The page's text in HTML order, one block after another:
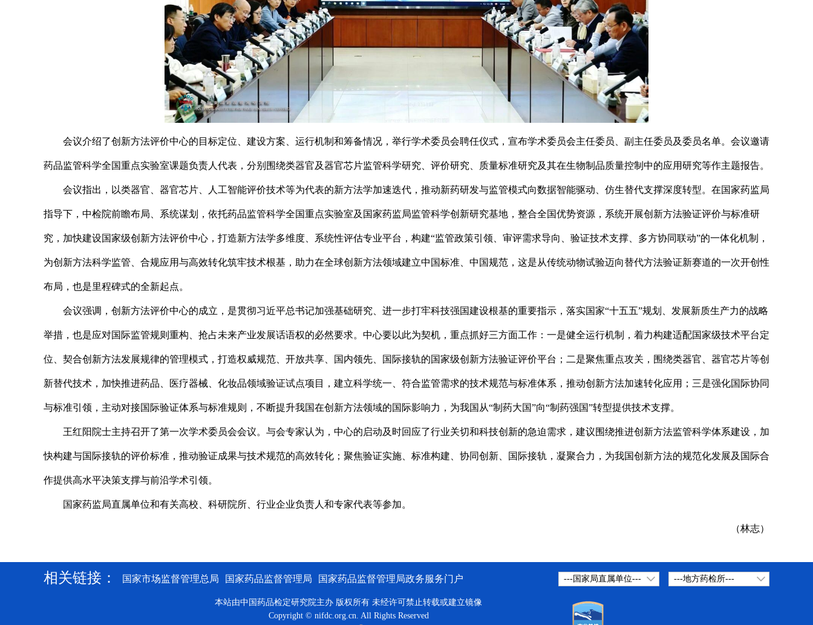
会议介绍了创新方法评价中心的目标定位、建设方案、运行机制和筹备情况，举行学术委员会聘任仪式，宣布学术委员会主任委员、副主任委员及委员名单。会议邀请
药品监管科学全国重点实验室课题负责人代表，分别围绕类器官及器官芯片监管科学研究、评价研究、质量标准研究及其在生物制品质量控制中的应用研究等作主题报告。
会议指出，以类器官、器官芯片、人工智能评价技术等为代表的新方法学加速迭代，推动新药研发与监管模式向数据智能驱动、仿生替代支撑深度转型。在国家药监局
指导下，中检院前瞻布局、系统谋划，依托药品监管科学全国重点实验室及国家药监局监管科学创新研究基地，整合全国优势资源，系统开展创新方法验证评价与标准研
究，加快建设国家级创新方法评价中心，打造新方法学多维度、系统性评估专业平台，构建“监管政策引领、审评需求导向、验证技术支撑、多方协同联动”的一体化机制，
为创新方法科学监管、合规应用与高效转化筑牢技术根基，助力在全球创新方法领域建立中国标准、中国规范，这是从传统动物试验迈向替代方法验证新赛道的一次开创性
布局，也是里程碑式的全新起点。
会议强调，创新方法评价中心的成立，是贯彻习近平总书记加强基础研究、进一步打牢科技强国建设根基的重要指示，落实国家“十五五”规划、发展新质生产力的战略
举措，也是应对国际监管规则重构、抢占未来产业发展话语权的必然要求。中心要以此为契机，重点抓好三方面工作：一是健全运行机制，着力构建适配国家级技术平台定
位、契合创新方法发展规律的管理模式，打造权威规范、开放共享、国内领先、国际接轨的国家级创新方法验证评价平台；二是聚焦重点攻关，围绕类器官、器官芯片等创
新替代技术，加快推进药品、医疗器械、化妆品领域验证试点项目，建立科学统一、符合监管需求的技术规范与标准体系，推动创新方法加速转化应用；三是强化国际协同
与标准引领，主动对接国际验证体系与标准规则，不断提升我国在创新方法领域的国际影响力，为我国从“制药大国”向“制药强国”转型提供技术支撑。
王红阳院士主持召开了第一次学术委员会会议。与会专家认为，中心的启动及时回应了行业关切和科技创新的急迫需求，建议围绕推进创新方法监管科学体系建设，加
快构建与国际接轨的评价标准，推动验证成果与技术规范的高效转化；聚焦验证实施、标准构建、协同创新、国际接轨，凝聚合力，为我国创新方法的规范化发展及国际合
作提供高水平决策支撑与前沿学术引领。
国家药监局直属单位和有关高校、科研院所、行业企业负责人和专家代表等参加。
（林志）
相关链接： 国家市场监督管理总局 国家药品监督管理局 国家药品监督管理局政务服务门户 ---地方药检所---
---国家局直属单位---
本站由中国药品检定研究院主办 版权所有 未经许可禁止转载或建立镜像
Copyright © nifdc.org.cn. All Rights Reserved